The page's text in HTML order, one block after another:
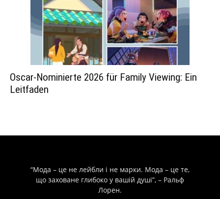
Oscar-Nominierte 2026 für Family Viewing: Ein
Leitfaden
“Мода – це не лейбли і не марки. Мода – це те,
що заховане глибоко у вашій душі”, – Ральф
Лорен.